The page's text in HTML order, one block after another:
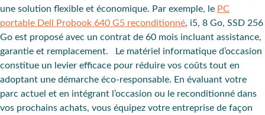
une solution flexible et économique. Par exemple, le PC
portable Dell Probook 640 G5 reconditionné, i5, 8 Go, SSD 256
Go est proposé avec un contrat de 60 mois incluant assistance,
garantie et remplacement. Le matériel informatique d’occasion
constitue un levier efficace pour réduire vos coûts tout en
adoptant une démarche éco-responsable. En évaluant votre
parc actuel et en intégrant l’occasion ou le reconditionné dans
vos prochains achats, vous équipez votre entreprise de façon